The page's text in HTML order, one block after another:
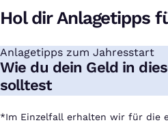
Hol dir Anlagetipps
Anlagetipps zum Jahresstart
:
Wie du dein Geld in
solltest
*Im Einzelfall erhalten wir für die